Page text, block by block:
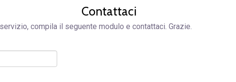
Contattaci
compila il seguente modulo e contattaci. Grazie.